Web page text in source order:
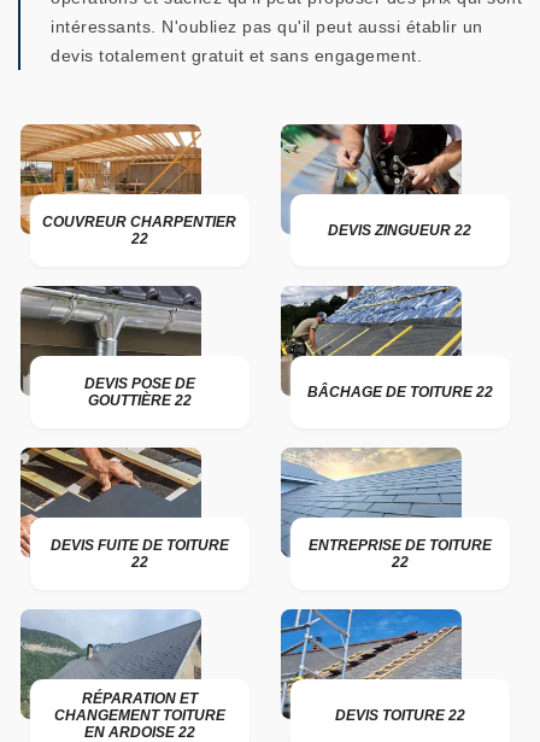
intéressants. N'oubliez pas qu'il peut aussi établir un
devis totalement gratuit et sans engagement.
COUVREUR CHARPENTIER
22
DEVIS ZINGUEUR 22
DEVIS POSE DE
GOUTTIÈRE 22
BÂCHAGE DE TOITURE 22
DEVIS FUITE DE TOITURE
22
ENTREPRISE DE TOITURE
22
RÉPARATION ET
CHANGEMENT TOITURE
EN ARDOISE 22
DEVIS TOITURE 22